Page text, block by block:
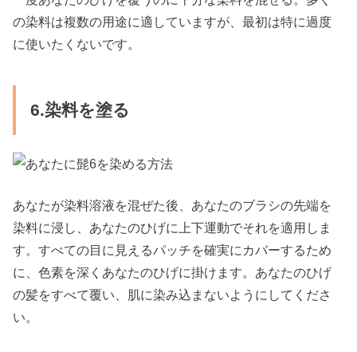
の染料は複数の用途に適していますが、最初は特に過度
に使いたくないです。
6.染料を塗る
あなたが染料溶液を混ぜた後、あなたのブラシの先端を
染料に浸し、あなたのひげに上下運動でそれを適用しま
す。すべての目に見えるパッチを確実にカバーするため
に、色素を深くあなたのひげに掛けます。あなたのひげ
の髪をすべて覆い、肌に染み込まないようにしてくださ
い。